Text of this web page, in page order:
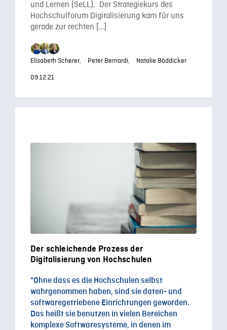
und Lernen (SeLL). Der Strategiekurs des
Hochschulforum Digitalisierung kam für uns
gerade zur rechten […]
Elisabeth Scherer, Peter Bernardi,
Natalie Böddicker
09.12.21
Der schleichende Prozess der
Digitalisierung von Hochschulen
"Ohne dass es die Hochschulen selbst
wahrgenommen haben, sind sie daten- und
softwaregetriebene Einrichtungen geworden.
Das heißt sie benutzen in vielen Bereichen
komplexe Softwaresysteme, in denen im